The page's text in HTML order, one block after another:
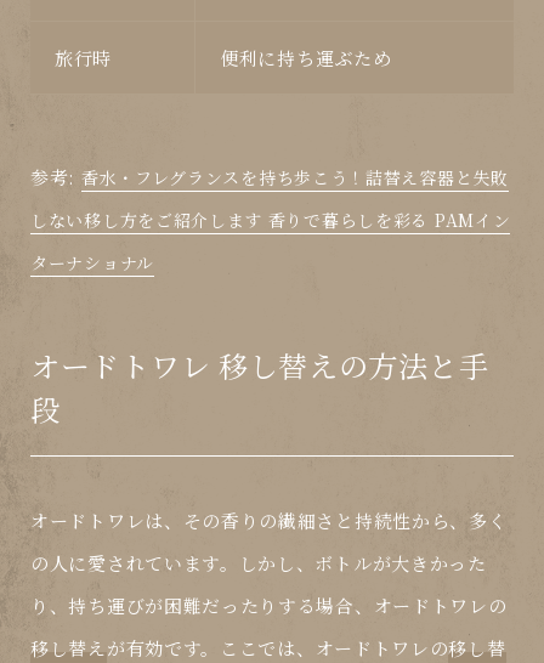
旅行時 便利に持ち運ぶため
参考: 香水・フレグランスを持ち歩こう！詰替え容器と失敗
しない移し方をご紹介します 香りで暮らしを彩る PAMイン
ターナショナル
オードトワレ 移し替えの方法と手
段
オードトワレは、その香りの繊細さと持続性から、多く
の人に愛されています。しかし、ボトルが大きかった
り、持ち運びが困難だったりする場合、オードトワレの
移し替え が有効です。ここでは、オードトワレの移し替